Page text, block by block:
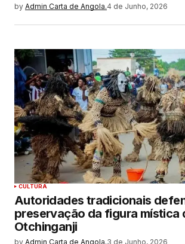
by Admin Carta de Angola.4 de Junho, 2026
CULTURA
Autoridades tradicionais
preservação da figura mística
Otchinganji
by Admin Carta de Angola.3 de Junho, 2026